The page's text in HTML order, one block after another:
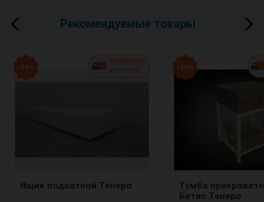
Рекомендуемые товары
- 19 %
БЕСПЛАТНО
доставим!
Ящик подкатной Тенеро
- 19 %
Тумба
Бетис Тенеро